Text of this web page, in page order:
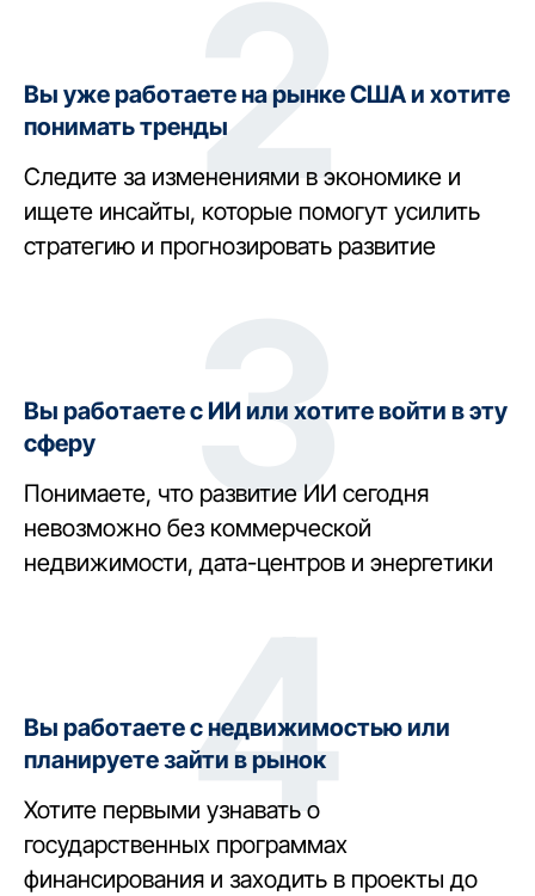
Вы уже работаете на рынке США и хотите
понимать тренды
Следите за изменениями в экономике и
ищете инсайты, которые помогут усилить
стратегию и прогнозировать развитие
2
Вы работаете с ИИ или хотите войти в эту
сферу
Понимаете, что развитие ИИ сегодня
невозможно без коммерческой
недвижимости, дата-центров и энергетики
3
Вы работаете с недвижимостью или
планируете зайти в рынок
Хотите первыми узнавать о
государственных программах
финансирования и заходить в проекты до
4